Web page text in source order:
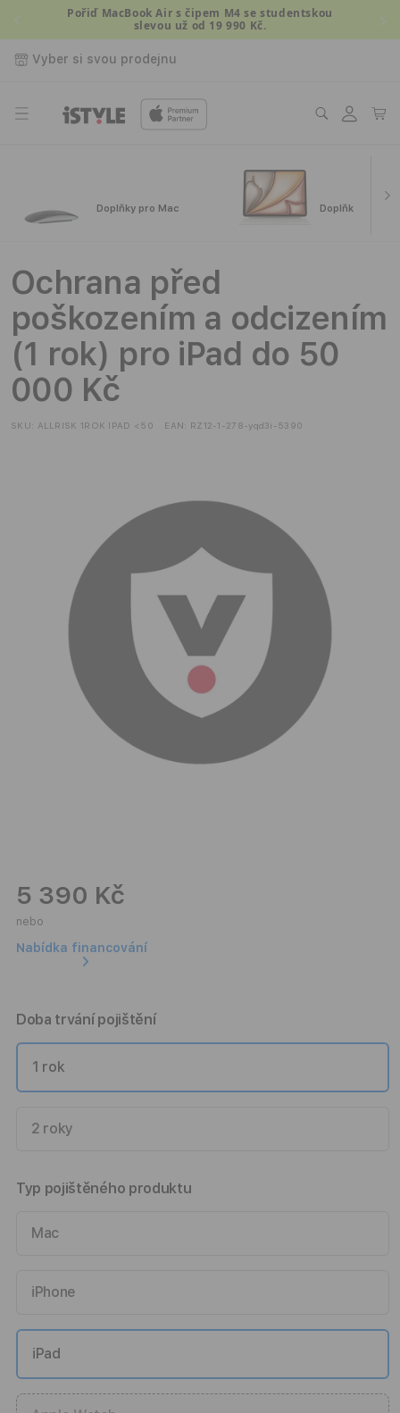
Přejít kPořiď MacBook Air s čipem M4 se studentskou
slevou už od 19 990 Kč.
Vyber si svou prodejnu
Přihlásit
se
Košík
Doplňky pro Mac Doplňky pro
Ochrana před
poškozením a odcizením
(1 rok) pro iPad do 50
000 Kč
SKU: ALLRISK 1ROK IPAD <50 EAN: RZ12-1-278-yqd3i-5390
5 390 Kč
nebo
Nabídka financování
Doba trvání pojištění
1 rok
2 roky
Typ pojištěného produktu
Mac
iPhone
iPad